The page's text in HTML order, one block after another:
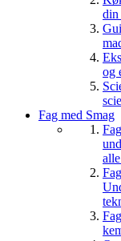
din
og
Fag med Smag